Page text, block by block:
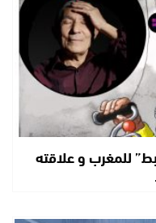
للمغرب و علاقته